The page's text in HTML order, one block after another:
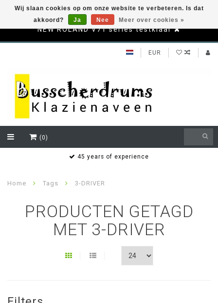
NEW ROLAND V71 series testklaar
EUR
(0)
45 years of experience
Home Tags 3-DRIVER
PRODUCTEN GETAGD
MET 3-DRIVER
Wij slaan cookies op om onze website te verbeteren. Is dat
akkoord?
Ja Nee Meer over cookies »